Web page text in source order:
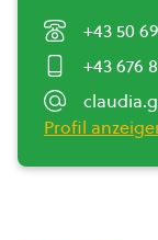
+43 50
+43 676
Profil